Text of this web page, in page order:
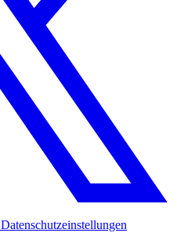
Datenschutzeinstellungen